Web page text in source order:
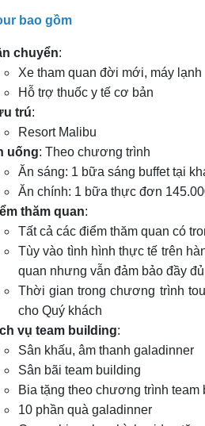
bao gồm
chuyển:
Xe tham quan đời mới, máy lạnh
Hỗ trợ thuốc y tế cơ bản
trú:
Resort Malibu
uống: Theo chương trình
Ăn sáng: 1 bữa sáng buffet tại
Ăn chính: 1 bữa thực đơn
thăm quan:
Tất cả các điểm thăm quan có
Tùy vào tình hình thực tế trên
quan nhưng vẫn đảm bảo đầy
Thời gian trong chương trình
cho Quý khách
vụ team building:
Sân khấu, âm thanh galadinner
Sân bãi team building
Bia tặng theo chương trình team
10 phần quà galadinner